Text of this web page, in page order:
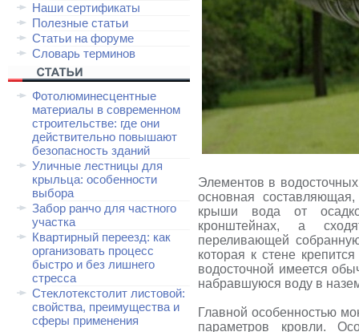
Наши сертификаты
Полезные статьи
Статьи на форуме
Словарь терминов
Фотолюминесцентные
материалы в современном
строительстве: где они
действительно повышают
безопасность зданий
Уличные лестницы для
крыльца: особенности
выбора
Забор ранчо для частного
участка
Квартирный переезд: как
организовать процесс
быстро и без лишнего
стресса
Стеклотекстолит листовой:
свойства, преимущества и
сферы применения
Элементов в
основная
крыши вода от
кронштейнах, а
переливающей
которая к стене
водосточной имеется
набравшуюся воду в
Главной особенностью
параметров кровли.